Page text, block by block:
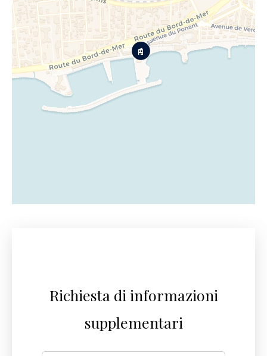
Richiesta di informazioni
supplementari